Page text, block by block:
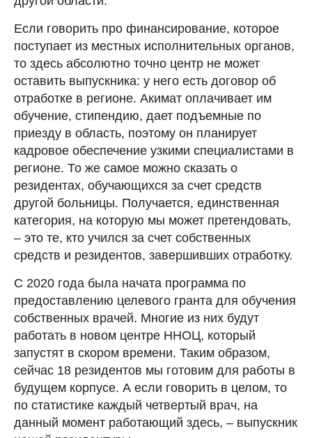
Если говорить про финансирование, которое
поступает из местных исполнительных органов,
то здесь абсолютно точно центр не может
оставить выпускника: у него есть договор об
отработке в регионе. Акимат оплачивает им
обучение, стипендию, дает подъемные по
приезду в область, поэтому он планирует
кадровое обеспечение узкими специалистами в
регионе. То же самое можно сказать о
резидентах, обучающихся за счет средств
другой больницы. Получается, единственная
категория, на которую мы может претендовать,
– это те, кто учился за счет собственных
средств и резидентов, завершивших отработку.
С 2020 года была начата программа по
предоставлению целевого гранта для обучения
собственных врачей. Многие из них будут
работать в новом центре ННОЦ, который
запустят в скором времени. Таким образом,
сейчас 18 резидентов мы готовим для работы в
будущем корпусе. А если говорить в целом, то
по статистике каждый четвертый врач, на
данный момент работающий здесь, – выпускник